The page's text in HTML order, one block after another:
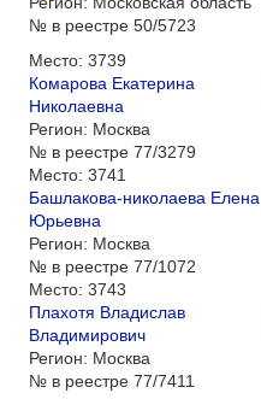
№ в реестре 50/5723
Место: 3739
Комарова Екатерина
Николаевна
Регион: Москва
№ в реестре 77/3279
Место: 3741
Башлакова-николаева Елена
Юрьевна
Регион: Москва
№ в реестре 77/1072
Место: 3743
Плахотя Владислав
Владимирович
Регион: Москва
№ в реестре 77/7411